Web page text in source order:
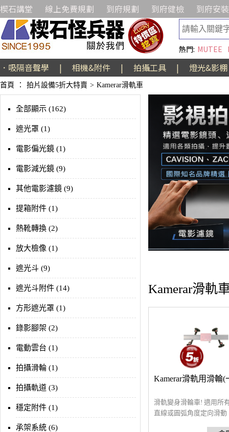
楔石講堂 線上免費規劃 到府規劃 到府健檢 到府安裝
熱門: MUTEE
．吸隔音聲學 | 相機&附件 | 拍攝工具 | 燈光&影棚
首頁 ： 拍片設備5折大特賣 > Kamerar滑軌車
全部顯示 (162)
遮光罩 (1)
電影偏光鏡 (1)
電影減光鏡 (9)
其他電影濾鏡 (9)
提箱附件 (1)
熱靴轉換 (2)
放大檢像 (1)
遮光斗 (9)
遮光斗附件 (14)
方形遮光罩 (1)
錄影腳架 (2)
電動雲台 (1)
拍攝滑輪 (1)
拍攝軌道 (3)
穩定附件 (1)
承架系統 (6)
Kamerar滑軌
Kamerar滑軌用滑輪(
滑軌變身滑輪車! 適用所
直線或圓弧角度定向滑動